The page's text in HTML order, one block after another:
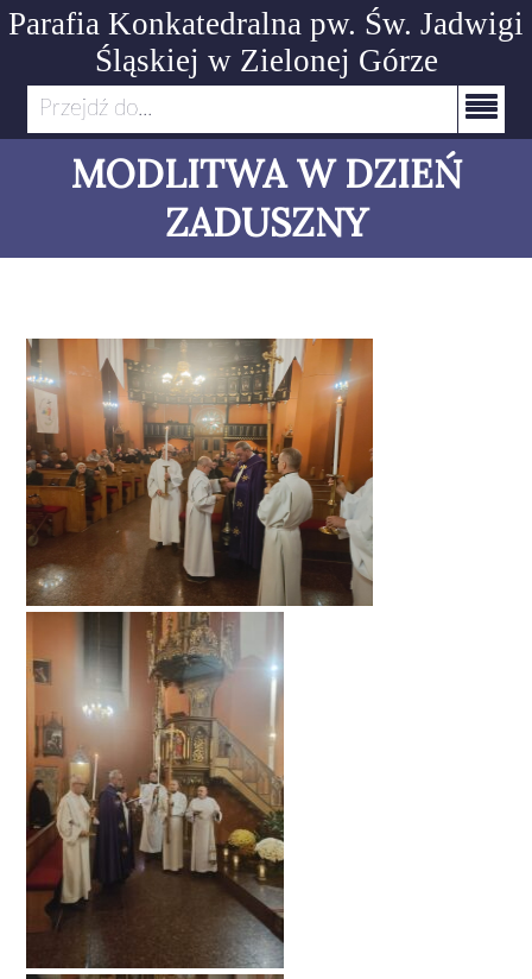
Parafia Konkatedralna pw. Św. Jadwigi
Śląskiej w Zielonej Górze
Przejdź do...
MODLITWA W DZIEŃ
ZADUSZNY